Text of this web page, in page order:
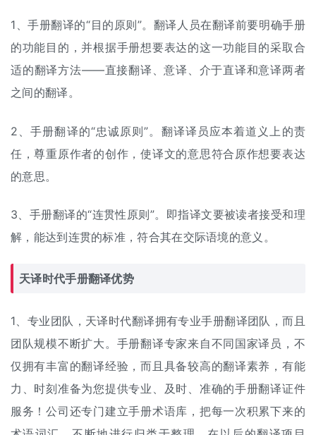
1、手册翻译的“目的原则”。翻译人员在翻译前要明确手册
的功能目的，并根据手册想要表达的这一功能目的采取合
适的翻译方法——直接翻译、意译、介于直译和意译两者
之间的翻译。
2、手册翻译的“忠诚原则”。翻译译员应本着道义上的责
任，尊重原作者的创作，使译文的意思符合原作想要表达
的意思。
3、手册翻译的“连贯性原则”。即指译文要被读者接受和理
解，能达到连贯的标准，符合其在交际语境的意义。
天译时代手册翻译优势
1、专业团队，天译时代翻译拥有专业手册翻译团队，而且
团队规模不断扩大。手册翻译专家来自不同国家译员，不
仅拥有丰富的翻译经验，而且具备较高的翻译素养，有能
力、时刻准备为您提供专业、及时、准确的手册翻译证件
服务！公司还专门建立手册术语库，把每一次积累下来的